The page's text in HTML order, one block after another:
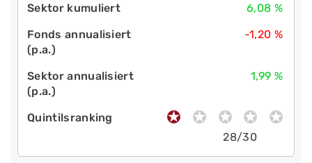
6,08 %
-1,20 %
1,99 %
28/30